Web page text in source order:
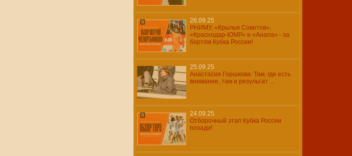
26.09.25
РНИМУ, «Крылья Советов»,
«Краснодар-ЮМР» и «Анапа» - за
бортом Кубка России!
25.09.25
Анастасия Горшкова: Там, где есть
внимание, там и результат ...
24.09.25
Отборочный этап Кубка России
позади!